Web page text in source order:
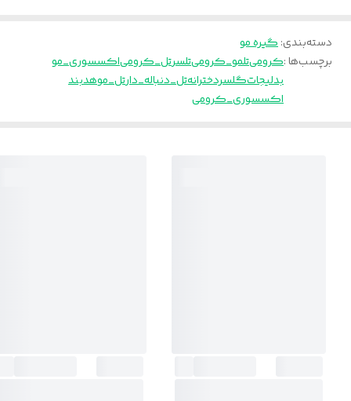
دسته‌بندی:گیره مو
برچسب‌ها :کرومیتلمو_کرومیتلسرتل_کرومیاکسسوری_مو
بدلیجاتگلسردخترانهتل_دنباله_دارتل_موهدبند
اکسسوری_کرومی